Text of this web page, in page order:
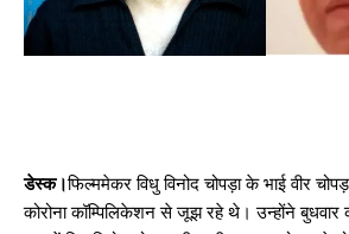
डेस्क।फिल्ममेकर विधु विनोद चोपड़ा के भाई वीर
कोरोना कॉम्पिलिकेशन से जूझ रहे थे। उन्होंने